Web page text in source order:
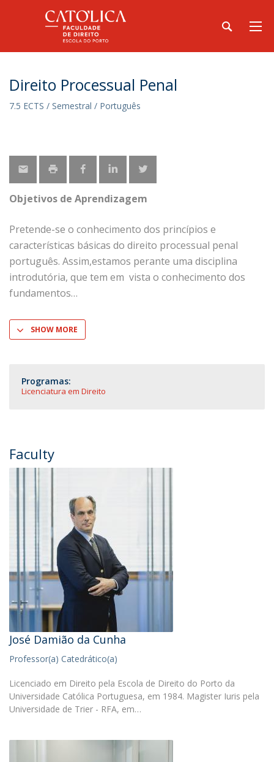
Direito Processual Penal
7.5 ECTS / Semestral / Português
Objetivos de Aprendizagem
Pretende-se o conhecimento dos princípios e
características básicas do direito processual penal
português. Assim,estamos perante uma disciplina
introdutória, que tem em vista o conhecimento dos
fundamentos
SHOW MORE
Programas:
Licenciatura em Direito
Faculty
José Damião da Cunha
Professor(a) Catedrático(a)
Licenciado em Direito pela Escola de Direito do Porto da
Universidade Católica Portuguesa, em 1984. Magister Iuris pela
Universidade de Trier - RFA, em…